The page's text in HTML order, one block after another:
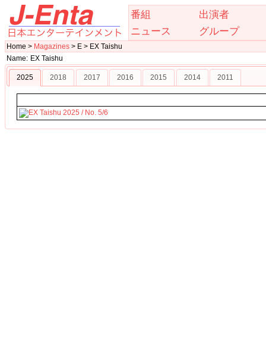
番組
出演者
ニュース
グループ
Home > Magazines > E > EX Taishu
Name: EX Taishu
2025 2018 2017 2016 2015 2014 2011